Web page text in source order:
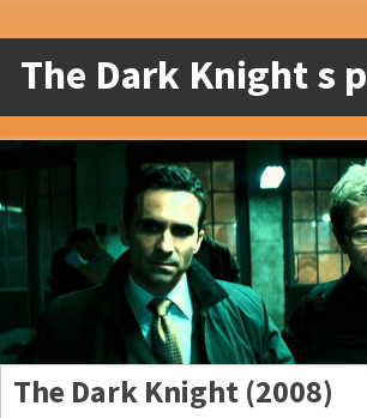
The Dark Knight s
The Dark Knight (2008)